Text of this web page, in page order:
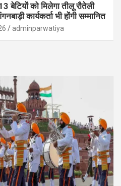
बेटियों को मिलेगा तीलू रौतेली
कार्यकर्ता भी होंगी सम्मानित
adminparwatiya